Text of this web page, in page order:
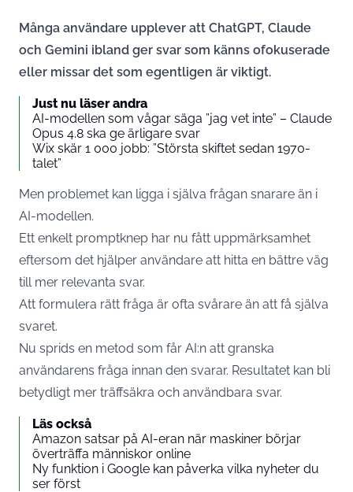
Många användare upplever att ChatGPT, Claude
och Gemini ibland ger svar som känns ofokuserade
eller missar det som egentligen är viktigt.
Just nu läser andra
AI-modellen som vågar säga ”jag vet inte” – Claude
Opus 4.8 ska ge ärligare svar
Wix skär 1 000 jobb: ”Största skiftet sedan 1970-
talet”
Men problemet kan ligga i själva frågan snarare än i
AI-modellen.
Ett enkelt promptknep har nu fått uppmärksamhet
eftersom det hjälper användare att hitta en bättre väg
till mer relevanta svar.
Att formulera rätt fråga är ofta svårare än att få själva
svaret.
Nu sprids en metod som får AI:n att granska
användarens fråga innan den svarar. Resultatet kan bli
betydligt mer träffsäkra och användbara svar.
Läs också
Amazon satsar på AI-eran när maskiner börjar
överträffa människor online
Ny funktion i Google kan påverka vilka nyheter du
ser först